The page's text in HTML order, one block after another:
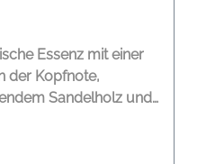
Essenz mit einer
der Kopfnote,
Sandelholz und